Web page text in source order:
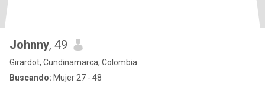
Johnny, 49
Girardot, Cundinamarca, Colombia
Buscando: Mujer 27 - 48